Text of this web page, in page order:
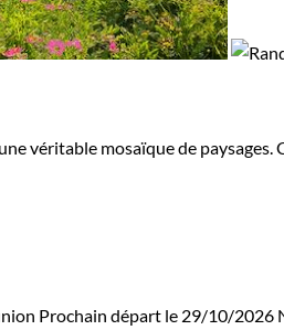
véritable mosaïque de
Prochain départ le 29/10/2026